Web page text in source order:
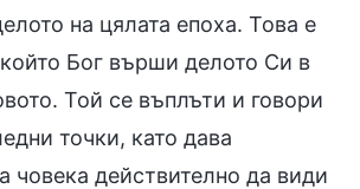
на цялата епоха. Това е
Бог върши делото Си в
Той се въплъти и говори
точки, като дава
човека действително да види